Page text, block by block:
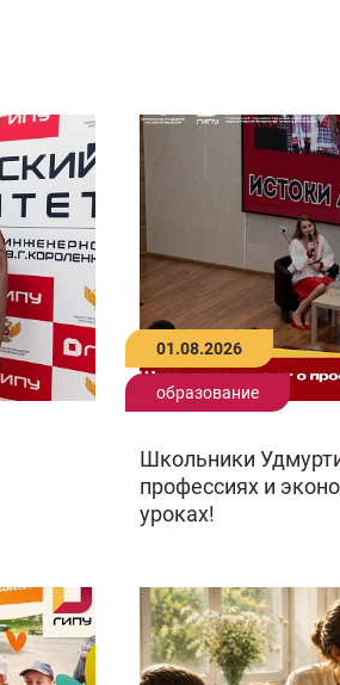
01.08.2026
образование
Школьники
профессиях и
уроках!